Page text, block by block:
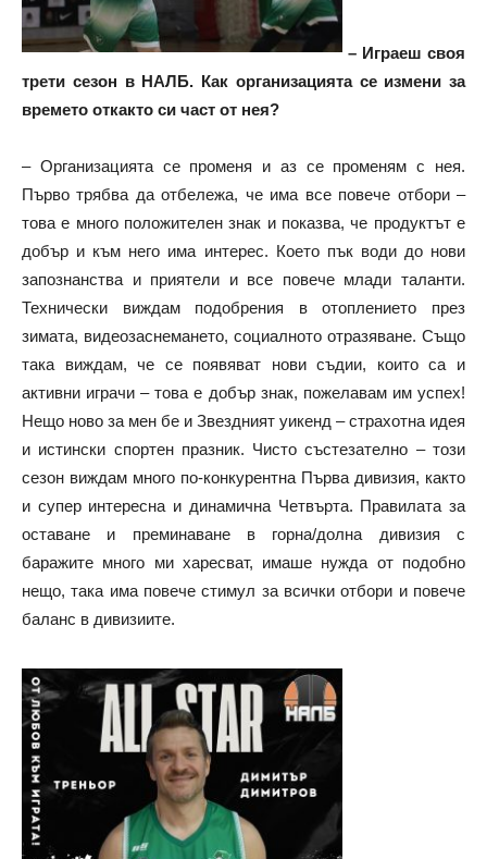
– Играеш своя
трети сезон в НАЛБ. Как организацията се измени за
времето откакто си част от нея?
– Организацията се променя и аз се променям с нея.
Първо трябва да отбележа, че има все повече отбори –
това е много положителен знак и показва, че продуктът е
добър и към него има интерес. Което пък води до нови
запознанства и приятели и все повече млади таланти.
Технически виждам подобрения в отоплението през
зимата, видеозаснемането, социалното отразяване. Също
така виждам, че се появяват нови съдии, които са и
активни играчи – това е добър знак, пожелавам им успех!
Нещо ново за мен бе и Звездният уикенд – страхотна идея
и истински спортен празник. Чисто състезателно – този
сезон виждам много по-конкурентна Първа дивизия, както
и супер интересна и динамична Четвърта. Правилата за
оставане и преминаване в горна/долна дивизия с
баражите много ми харесват, имаше нужда от подобно
нещо, така има повече стимул за всички отбори и повече
баланс в дивизиите.